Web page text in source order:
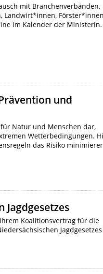
mit Branchenverbänden,
Landwirt*innen,
im Kalender der Ministerin.
und
Natur und Menschen dar,
Wetterbedingungen.
das Risiko
Jagdgesetzes
Koalitionsvertrag für die
Jagdgesetzes